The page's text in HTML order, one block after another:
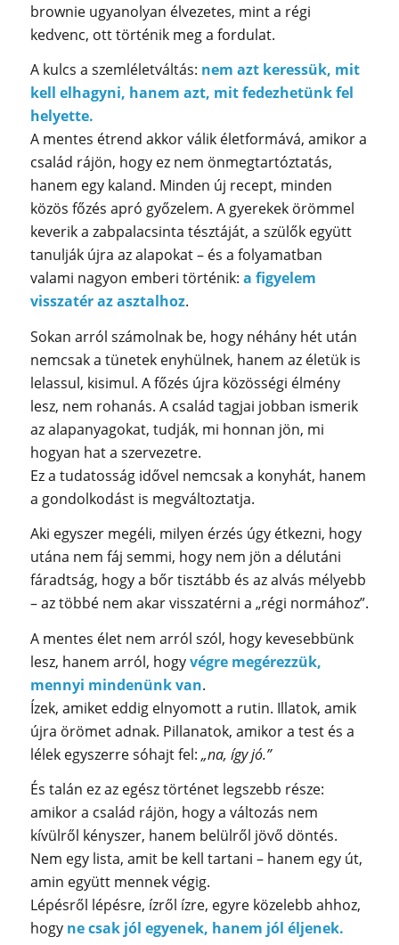
brownie ugyanolyan élvezetes, mint a régi
kedvenc, ott történik meg a fordulat.
A kulcs a szemléletváltás: nem azt keressük, mit
kell elhagyni, hanem azt, mit fedezhetünk fel
helyette.
A mentes étrend akkor válik életformává, amikor a
család rájön, hogy ez nem önmegtartóztatás,
hanem egy kaland. Minden új recept, minden
közös főzés apró győzelem. A gyerekek örömmel
keverik a zabpalacsinta tésztáját, a szülők együtt
tanulják újra az alapokat – és a folyamatban
valami nagyon emberi történik: a figyelem
visszatér az asztalhoz.
Sokan arról számolnak be, hogy néhány hét után
nemcsak a tünetek enyhülnek, hanem az életük is
lelassul, kisimul. A főzés újra közösségi élmény
lesz, nem rohanás. A család tagjai jobban ismerik
az alapanyagokat, tudják, mi honnan jön, mi
hogyan hat a szervezetre.
Ez a tudatosság idővel nemcsak a konyhát, hanem
a gondolkodást is megváltoztatja.
Aki egyszer megéli, milyen érzés úgy étkezni, hogy
utána nem fáj semmi, hogy nem jön a délutáni
fáradtság, hogy a bőr tisztább és az alvás mélyebb
– az többé nem akar visszatérni a „régi normához”.
A mentes élet nem arról szól, hogy kevesebbünk
lesz, hanem arról, hogyvégre megérezzük,
mennyi mindenünk van.
Ízek, amiket eddig elnyomott a rutin. Illatok, amik
újra örömet adnak. Pillanatok, amikor a test és a
lélek egyszerre sóhajt fel: „na, így jó.”
És talán ez az egész történet legszebb része:
amikor a család rájön, hogy a változás nem
kívülről kényszer, hanem belülről jövő döntés.
Nem egy lista, amit be kell tartani – hanem egy út,
amin együtt mennek végig.
Lépésről lépésre, ízről ízre, egyre közelebb ahhoz,
hogy ne csak jól egyenek, hanem jól éljenek.